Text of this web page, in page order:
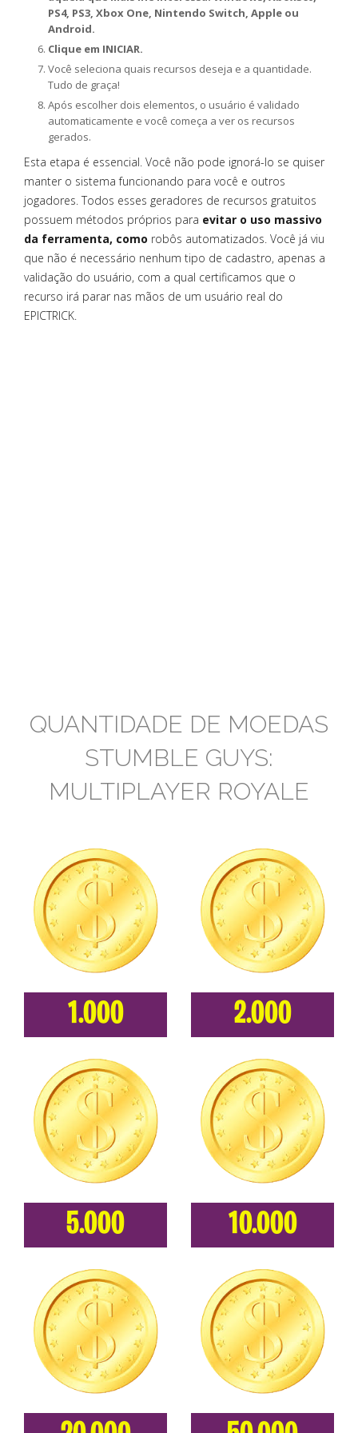
PS4, PS3, Xbox One, Nintendo Switch, Apple ou
Android.
Clique em INICIAR.
Você seleciona quais recursos deseja e a quantidade.
Tudo de graça!
Após escolher dois elementos, o usuário é validado
automaticamente e você começa a ver os recursos
gerados.
Esta etapa é essencial. Você não pode ignorá-lo se quiser
manter o sistema funcionando para você e outros
jogadores. Todos esses geradores de recursos gratuitos
possuem métodos próprios para evitar o uso massivo
da ferramenta, como robôs automatizados. Você já viu
que não é necessário nenhum tipo de cadastro, apenas a
validação do usuário, com a qual certificamos que o
recurso irá parar nas mãos de um usuário real do
EPICTRICK.
QUANTIDADE DE MOEDAS
STUMBLE GUYS:
MULTIPLAYER ROYALE
1.000 2.000
5.000 10.000